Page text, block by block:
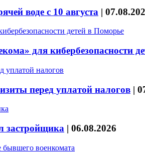
воде с 10 августа |
для кибербезопасности
перед уплатой налогов |
застройщика | 06.08.2026